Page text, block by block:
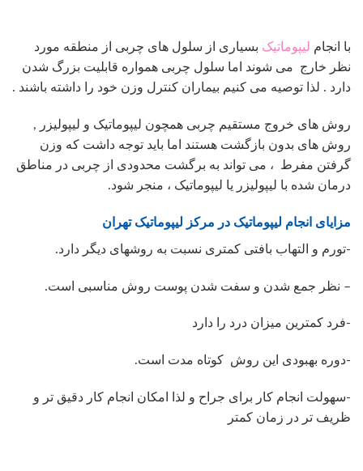
با انجام لیپوماتیک بسیاری از سلول های چربی از منطقه مورد
نظر خارج می شوند اما سلول چربی همواره قابلیت بزرگ شدن
دارد . لذا توصیه می کنیم بیماران کنترل وزن خود را داشته باشند .
روش های خروج مستقیم چربی همچون لیپوماتیک و لیپولیزر ,
روش های بدون بازگشت هستند اما باید توجه داشت که وزن
گرفتن مفرط ، می تواند به برگشت محدودی از چربی در مناطق
درمان شده با لیپولیزر یا لیپوماتیک ، منجر شود.
مزایای انجام لیپوماتیک در مرکز لیپوماتیک تهران
-تورم و التهاب بافتی کمتری نسبت به روشهای دیگر دارد.
– نظر جمع شدن و سفت شدن پوست روش مناسبی است.
-فرد کمترین میزان درد را دارد
-دوره بهبودی این روش کوتاه مدت است.
-سهولت انجام کار برای جراح و لذا امکان انجام کار دقیق تر و
ظریف تر در زمان کمتر